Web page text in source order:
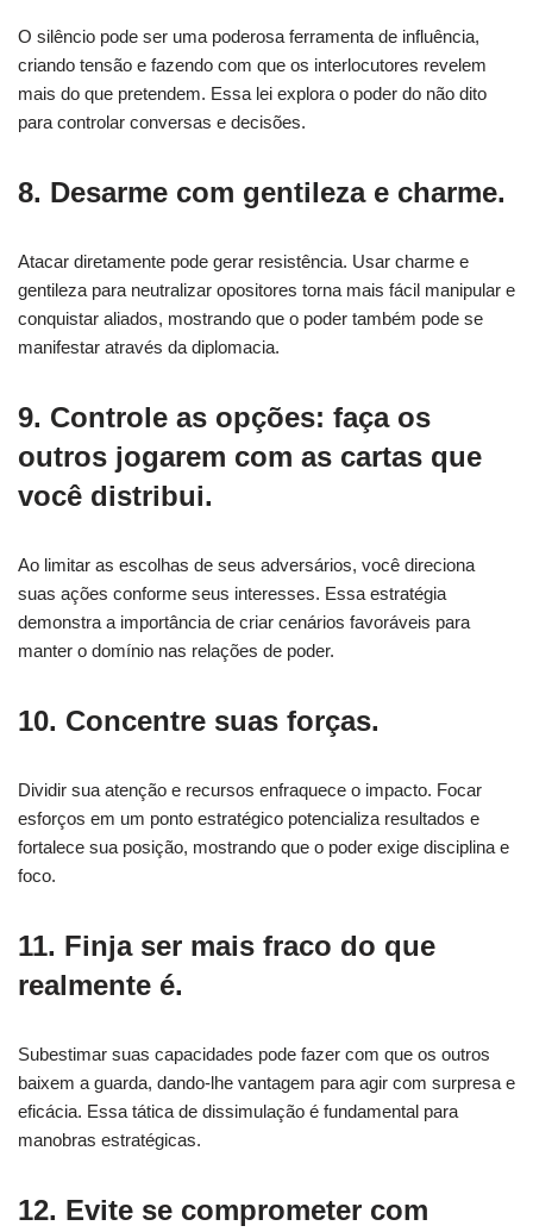
O silêncio pode ser uma poderosa ferramenta de influência,
criando tensão e fazendo com que os interlocutores revelem
mais do que pretendem. Essa lei explora o poder do não dito
para controlar conversas e decisões.
8. Desarme com gentileza e charme.
Atacar diretamente pode gerar resistência. Usar charme e
gentileza para neutralizar opositores torna mais fácil manipular e
conquistar aliados, mostrando que o poder também pode se
manifestar através da diplomacia.
9. Controle as opções: faça os
outros jogarem com as cartas que
você distribui.
Ao limitar as escolhas de seus adversários, você direciona
suas ações conforme seus interesses. Essa estratégia
demonstra a importância de criar cenários favoráveis para
manter o domínio nas relações de poder.
10. Concentre suas forças.
Dividir sua atenção e recursos enfraquece o impacto. Focar
esforços em um ponto estratégico potencializa resultados e
fortalece sua posição, mostrando que o poder exige disciplina e
foco.
11. Finja ser mais fraco do que
realmente é.
Subestimar suas capacidades pode fazer com que os outros
baixem a guarda, dando-lhe vantagem para agir com surpresa e
eficácia. Essa tática de dissimulação é fundamental para
manobras estratégicas.
12. Evite se comprometer com